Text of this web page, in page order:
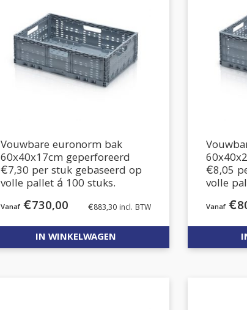
Vouwbare euronorm bak
60x40x17cm geperforeerd
€7,30 per stuk gebaseerd op
volle pallet á 100 stuks.
€730,00 €883,30incl. BTW
IN WINKELWAGEN
€8,05
volle
€